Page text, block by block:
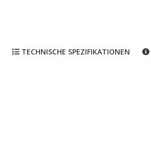
TECHNISCHE SPEZIFIKATIONEN